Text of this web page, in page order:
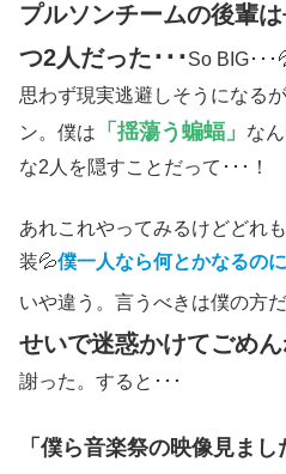
プルソンチームの後輩
つ2人だった･･･So BIG･･･
思わず現実逃避しそうになる
ン。僕は
「揺蕩う蝙蝠」
な
な2人を隠すことだって･･･！
あれこれやってみるけどどれ
装💦僕一人なら何とかなるのに
いや違う。言うべきは僕の方だ
せいで迷惑かけてごめん
謝った。すると･･･
「僕ら音楽祭の映像見まし